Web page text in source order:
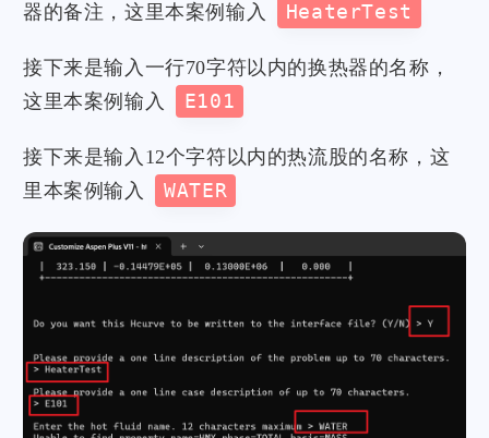
器的备注，这里本案例输入
HeaterTest
接下来是输入一行70字符以内的换热器的名称，
这里本案例输入
E101
接下来是输入12个字符以内的热流股的名称，这
里本案例输入
WATER